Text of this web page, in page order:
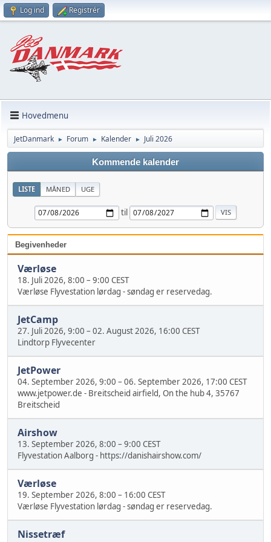
Log ind Registrér
Hovedmenu
JetDanmark ► Forum ► Kalender ► Juli 2026
Kommende kalender
LISTE MÅNED UGE
til
Begivenheder
Værløse
18. Juli 2026, 8:00 – 9:00 CEST
Værløse Flyvestation lørdag - søndag er reservedag.
JetCamp
27. Juli 2026, 9:00 – 02. August 2026, 16:00 CEST
Lindtorp Flyvecenter
JetPower
04. September 2026, 9:00 – 06. September 2026, 17:00 CEST
www.jetpower.de - Breitscheid airfield, On the hub 4, 35767
Breitscheid
Airshow
13. September 2026, 8:00 – 9:00 CEST
Flyvestation Aalborg - https://danishairshow.com/
Værløse
19. September 2026, 8:00 – 16:00 CEST
Værløse Flyvestation lørdag - søndag er reservedag.
Nissetræf